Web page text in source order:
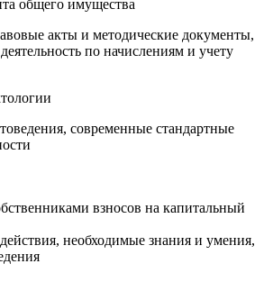
общего имущества
акты и методические документы,
по начислениям и учету
современные стандартные
взносов на капитальный
необходимые знания и умения,